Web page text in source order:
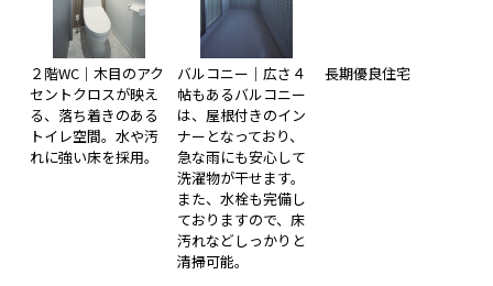
２階WC｜木目のアク
セントクロスが映え
る、落ち着きのある
トイレ空間。水や汚
れに強い床を採用。
バルコニー｜広さ４
帖もあるバルコニー
は、屋根付きのイン
ナーとなっており、
急な雨にも安心して
洗濯物が干せます。
また、水栓も完備し
ておりますので、床
汚れなどしっかりと
清掃可能。
長期優良住宅